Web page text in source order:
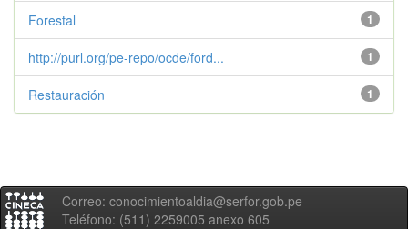
1
Forestal
1
http://purl.org/pe-repo/ocde/ford...
1
Restauración
Correo: conocimientoaldia@serfor.gob.pe
Teléfono: (511) 2259005 anexo 605